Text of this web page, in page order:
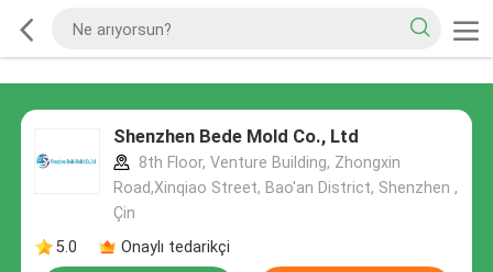
Shenzhen Bede Mold Co., Ltd
8th Floor, Venture Building, Zhongxin
Road,Xinqiao Street, Bao'an District, Shenzhen ,
Çin
5.0
Onaylı tedarikçi